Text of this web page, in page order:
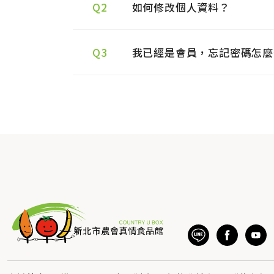
Q2 如何修改個人資料？
Q3 我已經是會員，忘記密碼怎